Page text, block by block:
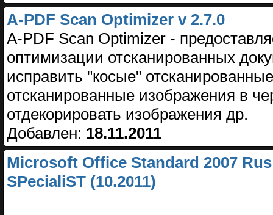
A-PDF Scan Optimizer v 2.7.0
A-PDF Scan Optimizer -
оптимизации отсканированных
исправить "косые"
отсканированные изображения в
отдекорировать изображения др.
Добавлен: 18.11.2011
Microsoft Office Standard 2007
SPecialiST (10.2011)